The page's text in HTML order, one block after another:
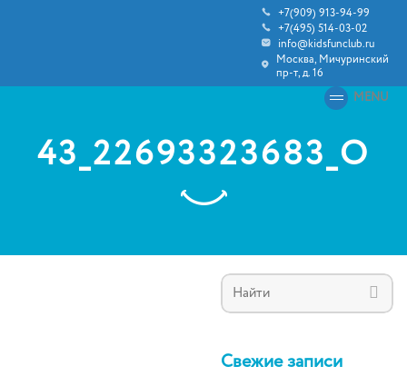
+7(909) 913-94-99
+7(495) 514-03-02
info@kidsfunclub.ru
Москва, Мичуринский
пр-т, д. 16
MENU
43_22693323683_O
Свежие записи